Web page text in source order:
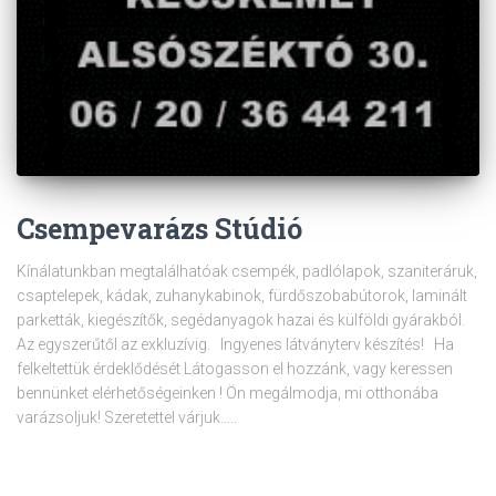
Csempevarázs Stúdió
Kínálatunkban megtalálhatóak csempék, padlólapok, szaniteráruk,
csaptelepek, kádak, zuhanykabinok, fürdőszobabútorok, laminált
parketták, kiegészítők, segédanyagok hazai és külföldi gyárakból.
Az egyszerűtől az exkluzívig. Ingyenes látványterv készítés! Ha
felkeltettük érdeklődését Látogasson el hozzánk, vagy keressen
bennünket elérhetőségeinken ! Ön megálmodja, mi otthonába
varázsoljuk! Szeretettel várjuk…..